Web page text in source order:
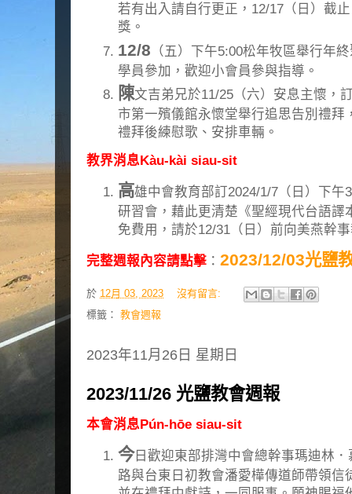
若有出入請自行更正，12/17（日）截
獎。
12/8 （五）下午5:00松年牧區舉行年
學員參加，歡迎小會員參與指導。
陳文吉弟兄於11/25（六）安息主懷，
市第一殯儀館永懷堂舉行追思告別禮拜
禮拜後練慰歌、安排車輛。
教界消息Kàu-kài siau-sit
高雄中會教育部訂2024/1/7（日）下午
研習會，藉此更清楚《聖經現代台語譯
免費用，請於12/31（日）前向美燕幹
完整週報內容請點擊 ： 2023/12/03光鹽
於 12月 03, 2023
沒有留言:
標籤： 教會週報
2023年11月26日 星期日
2023/11/26 光鹽教會週報
本會消息Pún-hōe siau-sit
今日歡迎東部排灣中會總幹事瑪迪林
路與台東日初教會潘愛樺傳道師帶領信